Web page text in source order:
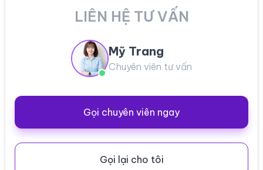
LIÊN HỆ TƯ VẤN
Mỹ Trang
Chuyên viên tư vấn
Gọi chuyên viên ngay
Gọi lại cho tôi